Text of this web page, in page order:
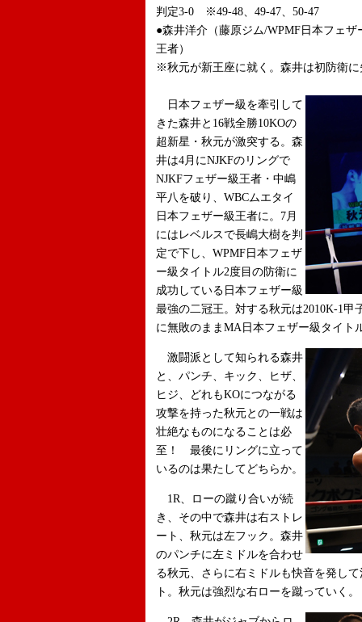
判定3-0 ※49-48、49-47、50-47
●森井洋介（藤原ジム/WPMF日本フェ
王者）
※秋元が新王座に就く。森井は初防衛に
日本フェザー級を牽引して
きた森井と16戦全勝10KOの
超新星・秋元が激突する。森
井は4月にNJKFのリングで
NJKFフェザー級王者・中嶋
平八を破り、WBCムエタイ
日本フェザー級王者に。7月
にはレベルスで長嶋大樹を判
定で下し、WPMF日本フェザ
ー級タイトル2度目の防衛に
成功している日本フェザー級
最強の二冠王。対する秋元は2010K-1
に無敗のままMA日本フェザー級タイト
激闘派として知られる森井
と、パンチ、キック、ヒザ、
ヒジ、どれもKOにつながる
攻撃を持った秋元との一戦は
壮絶なものになることは必
至！ 最後にリングに立って
いるのは果たしてどちらか。
1R、ローの蹴り合いが続
き、その中で森井は右ストレ
ート、秋元は左フック。森井
のパンチに左ミドルを合わせ
る秋元、さらに右ミドルも快音を発し
ト。秋元は強烈な右ローを蹴っていく。